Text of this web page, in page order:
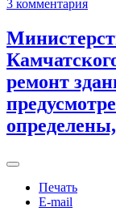
3 комментария
ремонт
Печать
E-mail